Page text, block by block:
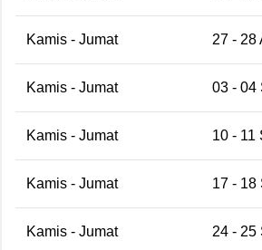
Kamis - Jumat 27 - 28
Kamis - Jumat 03 - 04
Kamis - Jumat 10 - 11
Kamis - Jumat 17 - 18
Kamis - Jumat 24 - 25